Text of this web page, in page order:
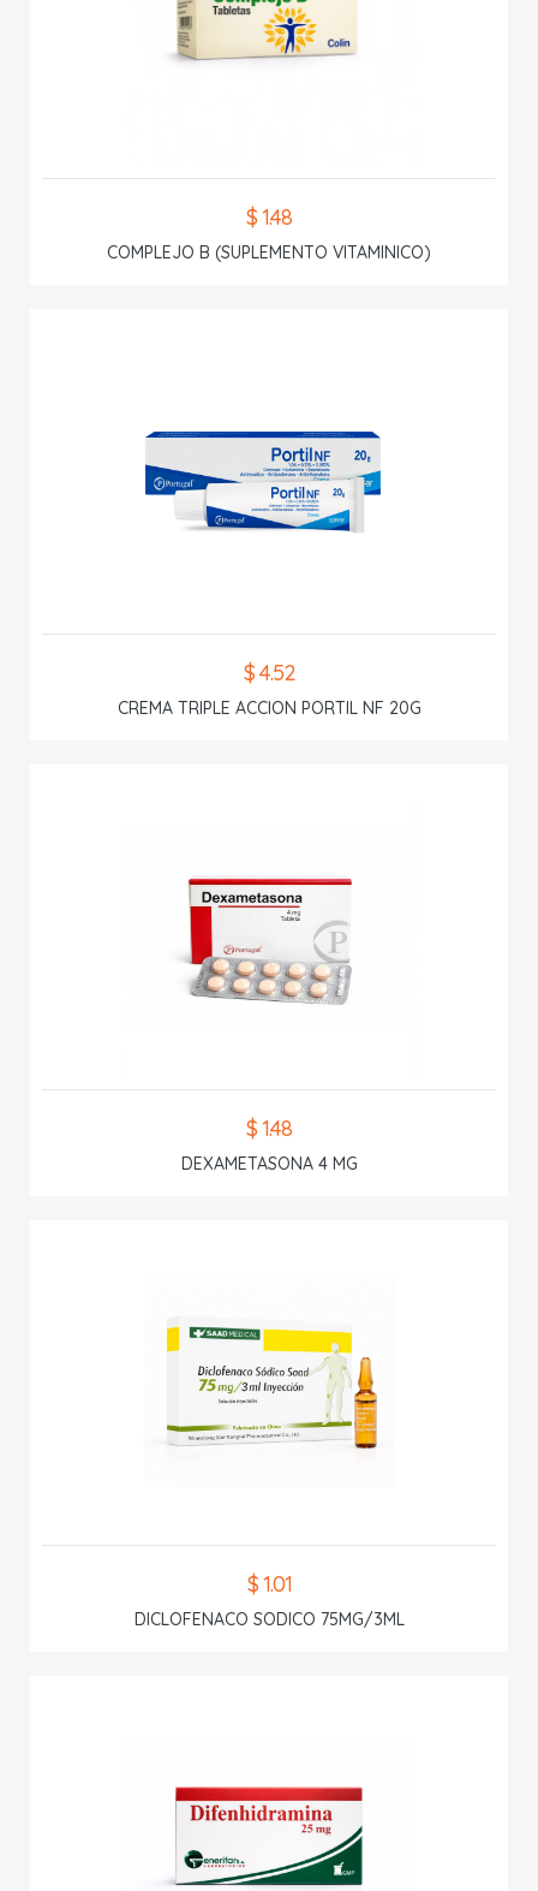
$ 1.48
COMPLEJO B (SUPLEMENTO VITAMINICO)
$ 4.52
CREMA TRIPLE ACCION PORTIL NF 20G
$ 1.48
DEXAMETASONA 4 MG
$ 1.01
DICLOFENACO SODICO 75MG/3ML